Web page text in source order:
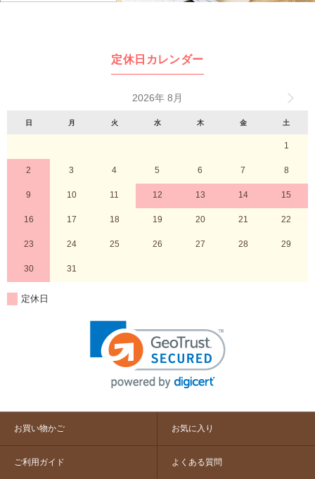
定休日カレンダー
2026年 8月
日 月 火 水 木 金 土
1
2 3 4 5 6 7 8
9 10 11 12 13 14 15
16 17 18 19 20 21 22
23 24 25 26 27 28 29
30 31
定休日
お買い物かご お気に入り
ご利用ガイド よくある質問